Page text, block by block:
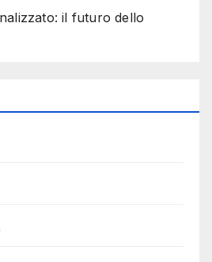
il futuro dello